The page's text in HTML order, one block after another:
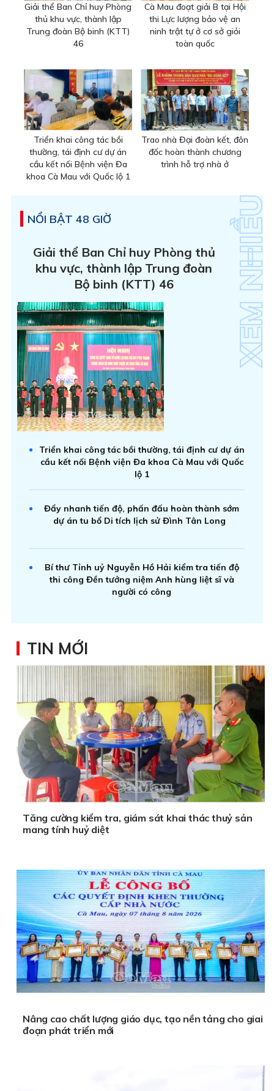
Giải thể Ban Chỉ huy Phòng
thủ khu vực, thành lập
Trung đoàn Bộ binh (KTT)
46
Cà Mau đoạt giải B tại Hội
thi Lực lượng bảo vệ an
ninh trật tự ở cơ sở giỏi
toàn quốc
Triển khai công tác bồi
thường, tái định cư dự án
cầu kết nối Bệnh viện Đa
khoa Cà Mau với Quốc lộ 1
Trao nhà Đại đoàn kết, đôn
đốc hoàn thành chương
trình hỗ trợ nhà ở
NỔI BẬT 48 GIỜ
Giải thể Ban Chỉ huy Phòng thủ
khu vực, thành lập Trung đoàn
Bộ binh (KTT) 46
Triển khai công tác bồi thường, tái định cư dự án
cầu kết nối Bệnh viện Đa khoa Cà Mau với Quốc
lộ 1
Đẩy nhanh tiến độ, phấn đấu hoàn thành sớm
dự án tu bổ Di tích lịch sử Đình Tân Long
Bí thư Tỉnh uỷ Nguyễn Hồ Hải kiểm tra tiến độ
thi công Đền tưởng niệm Anh hùng liệt sĩ và
người có công
TIN MỚI
Tăng cường kiểm tra, giám sát khai thác thuỷ sản
mang tính huỷ diệt
Nâng cao chất lượng giáo dục, tạo nền tảng cho giai
đoạn phát triển mới